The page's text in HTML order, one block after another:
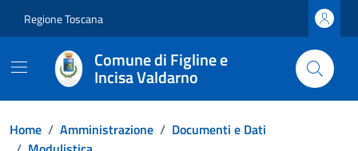
Regione Toscana
Comune di Figline e
Incisa Valdarno
Home / Amministrazione / Documenti e Dati